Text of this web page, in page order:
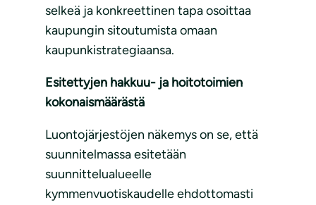
selkeä ja konkreettinen tapa osoittaa
kaupungin sitoutumista omaan
kaupunkistrategiaansa.
Esitettyjen hakkuu- ja hoitotoimien
kokonaismäärästä
Luontojärjestöjen näkemys on se, että
suunnitelmassa esitetään
suunnittelualueelle
kymmenvuotiskaudelle ehdottomasti